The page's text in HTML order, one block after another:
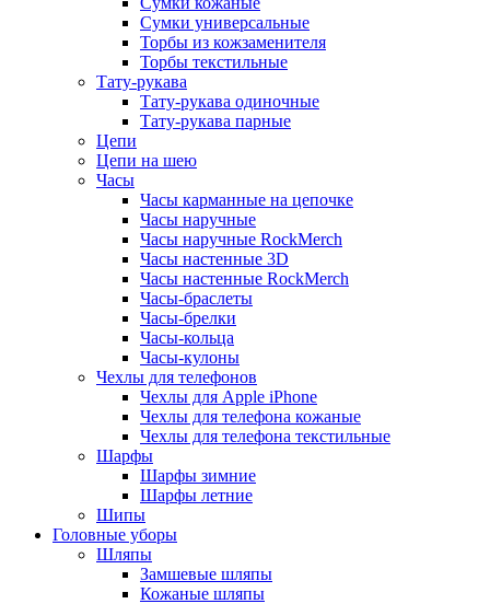
Сумки универсальные
Торбы из кожзаменителя
Торбы текстильные
Тату-рукава
Тату-рукава одиночные
Тату-рукава парные
Цепи
Цепи на шею
Часы
Часы карманные на цепочке
Часы наручные
Часы наручные RockMerch
Часы настенные 3D
Часы настенные RockMerch
Часы-браслеты
Часы-брелки
Часы-кольца
Часы-кулоны
Чехлы для телефонов
Чехлы для Apple iPhone
Чехлы для телефона кожаные
Чехлы для телефона текстильные
Шарфы
Шарфы зимние
Шарфы летние
Шипы
Головные уборы
Шляпы
Замшевые шляпы
Кожаные шляпы